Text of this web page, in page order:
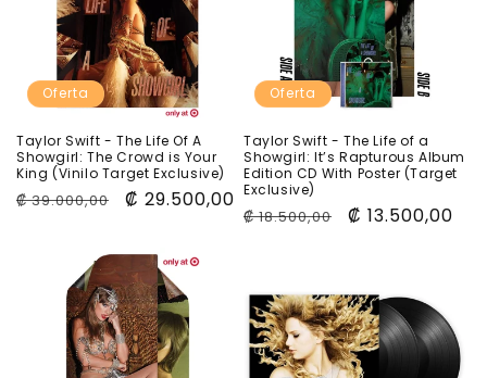
Oferta
Taylor Swift - The Life Of A
Showgirl: The Crowd is Your
King (Vinilo Target Exclusive)
Precio
₡ 39.000,00
Precio
oferta
₡ 29.500,00
Oferta
Taylor Swift - The Life of a
Showgirl: It’s Rapturous Album
Edition CD With Poster (Target
Exclusive)
Precio
₡ 18.500,00
Precio
₡ 13.500,00